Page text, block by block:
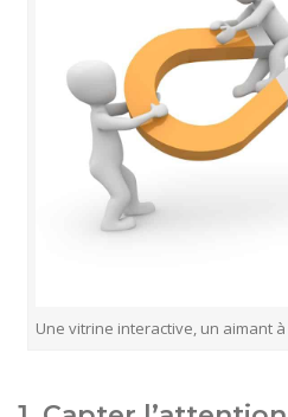
Une vitrine interactive, un aimant à